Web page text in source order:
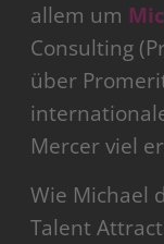
allem um
Consulting
über
Mercer viel
Wie Michael
Talent